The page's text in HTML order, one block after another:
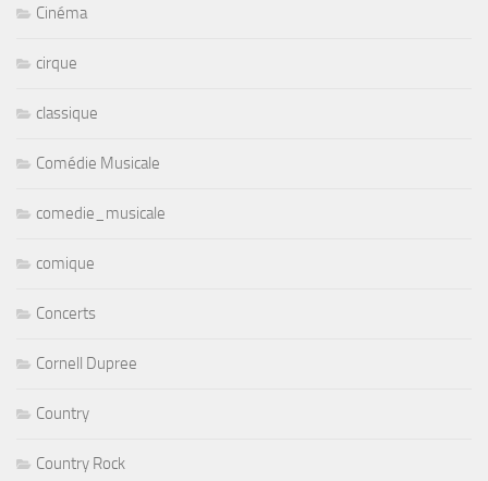
Cinéma
cirque
classique
Comédie Musicale
comedie_musicale
comique
Concerts
Cornell Dupree
Country
Country Rock